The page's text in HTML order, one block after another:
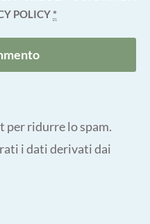
POLICY*
per ridurre lo spam.
i dati derivati dai